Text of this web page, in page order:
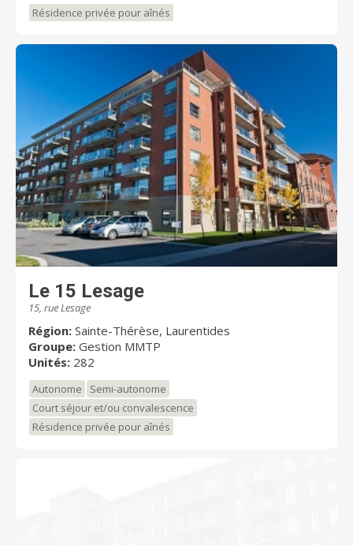
Résidence privée pour aînés
Le 15 Lesage
15, rue Lesage
Région: Sainte-Thérèse, Laurentides
Groupe: Gestion MMTP
Unités: 282
Autonome
Semi-autonome
Court séjour et/ou convalescence
Résidence privée pour aînés